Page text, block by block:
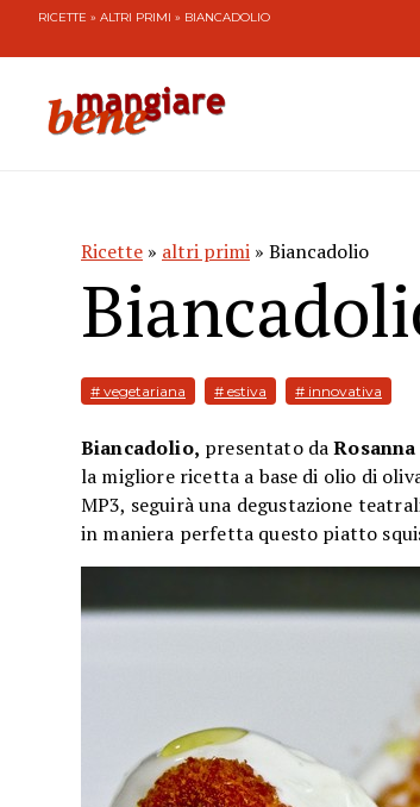
RICETTE » ALTRI PRIMI » BIANCADOLIO
Ricette » altri primi » Biancadolio
# vegetariana # estiva # innovativa
Biancadolio, presentato da
la migliore ricetta a base di olio di
MP3, seguirà una degustazione
in maniera perfetta questo piatto